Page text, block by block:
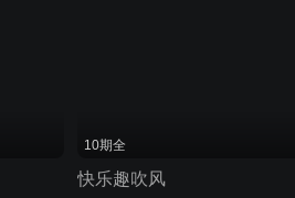
10期全
快乐趣吹风